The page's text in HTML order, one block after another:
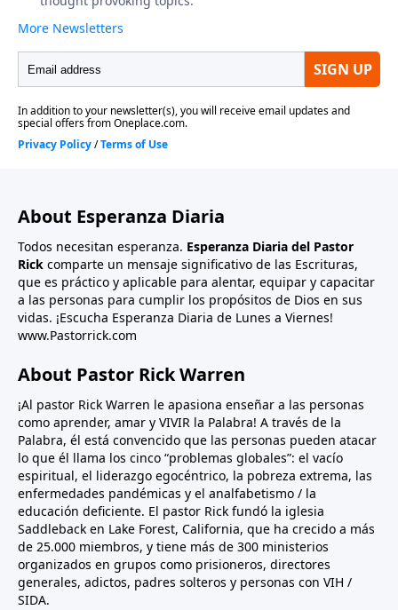
About Esperanza Diaria
Todos necesitan esperanza. Esperanza Diaria del Pastor
Rick comparte un mensaje significativo de las Escrituras,
que es práctico y aplicable para alentar, equipar y capacitar
a las personas para cumplir los propósitos de Dios en sus
vidas. ¡Escucha Esperanza Diaria de Lunes a Viernes!
www.Pastorrick.com
About Pastor Rick Warren
¡Al pastor Rick Warren le apasiona enseñar a las personas
como aprender, amar y VIVIR la Palabra! A través de la
Palabra, él está convencido que las personas pueden atacar
lo que él llama los cinco “problemas globales”: el vacío
espiritual, el liderazgo egocéntrico, la pobreza extrema, las
enfermedades pandémicas y el analfabetismo / la
educación deficiente. El pastor Rick fundó la iglesia
Saddleback en Lake Forest, California, que ha crecido a más
de 25.000 miembros, y tiene más de 300 ministerios
organizados en grupos como prisioneros, directores
generales, adictos, padres solteros y personas con VIH /
SIDA.